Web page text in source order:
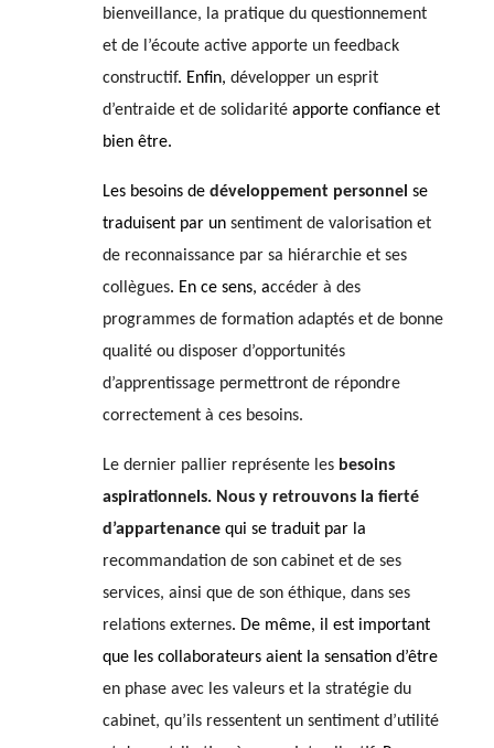
bienveillance, la pratique du questionnement
et de l’écoute active apporte un feedback
constructif. Enfin, développer un esprit
d’entraide et de solidarité apporte confiance et
bien être.
Les besoins dedéveloppement personnel se
traduisent par un sentiment de valorisation et
de reconnaissance par sa hiérarchie et ses
collègues. En ce sens, accéder à des
programmes de formation adaptés et de bonne
qualité ou disposer d’opportunités
d’apprentissage permettront de répondre
correctement à ces besoins.
Le dernier pallier représente les besoins
aspirationnels. Nous y retrouvons la fierté
d’appartenancequi se traduit par la
recommandation de son cabinet et de ses
services, ainsi que de son éthique, dans ses
relations externes. De même, il est important
que les collaborateurs aient la sensation d’être
en phase avec les valeurs et la stratégie du
cabinet, qu’ils ressentent un sentiment d’utilité